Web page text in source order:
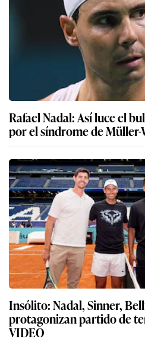
Rafael Nadal: Así luce el
por el síndrome de Müller-
Insólito: Nadal, Sinner,
protagonizan partido de
VIDEO